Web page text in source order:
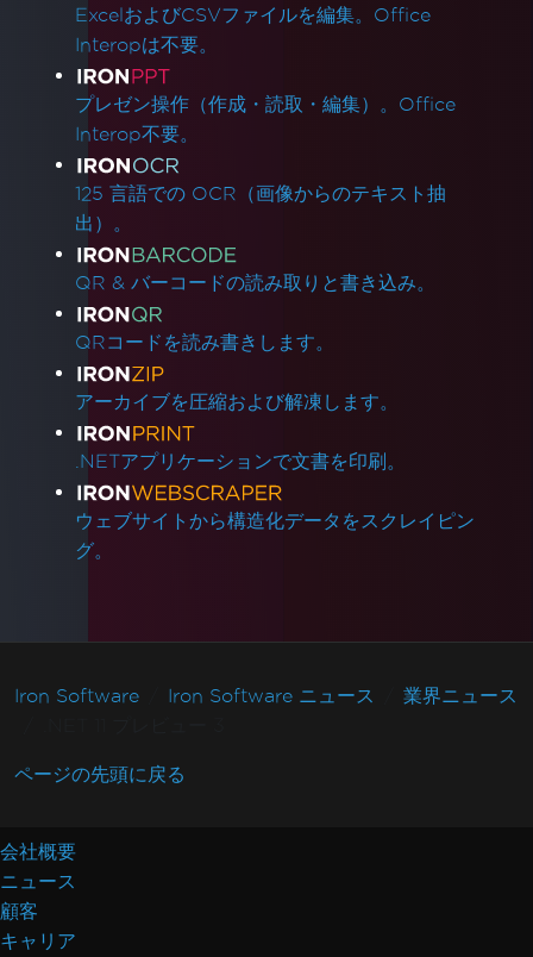
ExcelおよびCSVファイルを編集。Office
Interopは不要。
プレゼン操作（作成・読取・編集）。Office
Interop不要。
125 言語での OCR（画像からのテキスト抽
出）。
QR & バーコードの読み取りと書き込み。
QRコードを読み書きします。
アーカイブを圧縮および解凍します。
.NETアプリケーションで文書を印刷。
ウェブサイトから構造化データをスクレイピン
グ。
Iron Software Iron Software ニュース
業界ニュース
ページの先頭に戻る
会社概要
ニュース
顧客
キャリア